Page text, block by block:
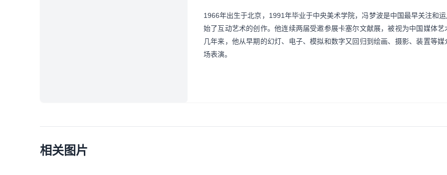
1966年出生于北京，1991年毕业于中央美术学院，冯梦波是中国最早关注和
始了互动艺术的创作。他连续两届受邀参展卡塞尔文献展，被视为中国媒体
几年来，他从早期的幻灯、电子、模拟和数字又回归到绘画、摄影、装置等
场表演。
相关图片